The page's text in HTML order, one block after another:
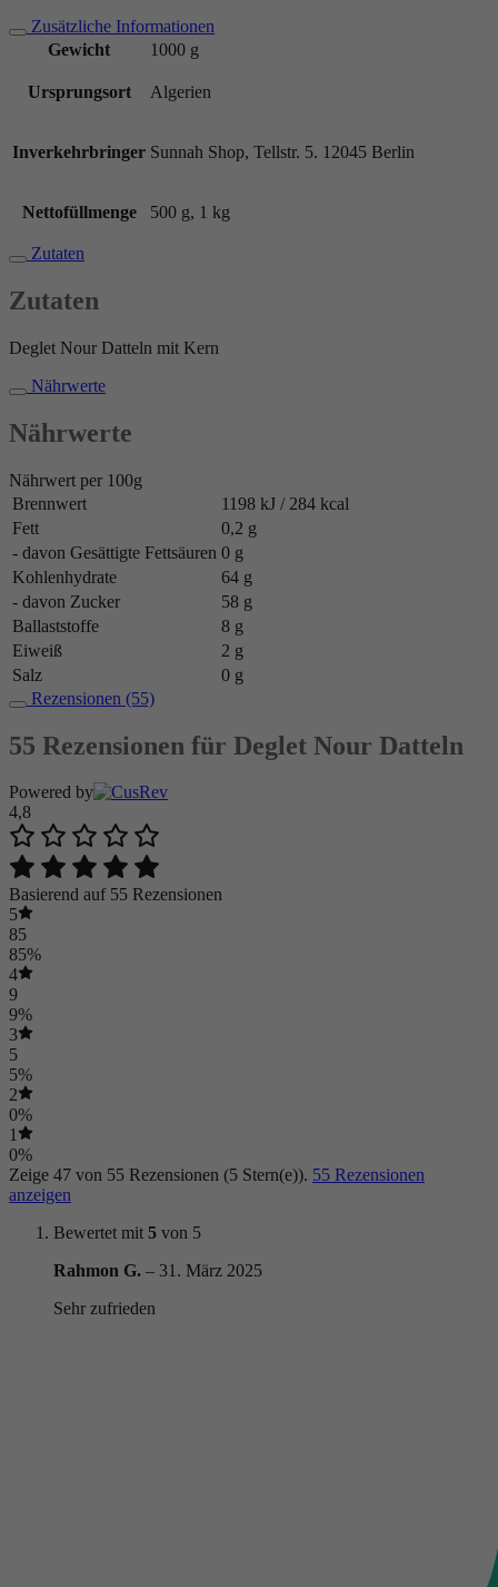
Zusätzliche Informationen
Gewicht
1000 g
Ursprungsort Algerien
Inverkehrbringer Sunnah Shop, Tellstr. 5. 12045 Berlin
Nettofüllmenge 500 g, 1 kg
Zutaten
Zutaten
Deglet Nour Datteln mit Kern
Nährwerte
Nährwerte
Nährwert per 100g
Brennwert
1198 kJ / 284 kcal
Fett
0,2 g
- davon Gesättigte Fettsäuren 0 g
Kohlenhydrate
64 g
- davon Zucker
58 g
Ballaststoffe
8 g
Eiweiß
2 g
Salz
0 g
Rezensionen (55)
55 Rezensionen für Deglet Nour Datteln
Powered by
4,8
Basierend auf 55 Rezensionen
5
85
85%
4
9
9%
3
5
5%
2
0%
1
0%
Zeige 47 von 55 Rezensionen (5 Stern(e)). 55 Rezensionen
anzeigen
Bewertet mit 5 von 5
Rahmon G. – 31. März 2025
Sehr zufrieden